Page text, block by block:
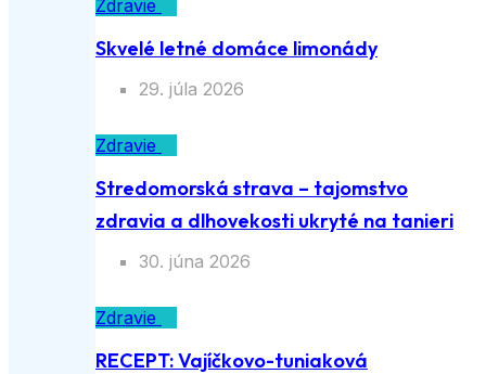
Zdravie
Skvelé letné domáce limonády
29. júla 2026
Zdravie
Stredomorská strava – tajomstvo
zdravia a dlhovekosti ukryté na tanieri
30. júna 2026
Zdravie
RECEPT: Vajíčkovo-tuniaková